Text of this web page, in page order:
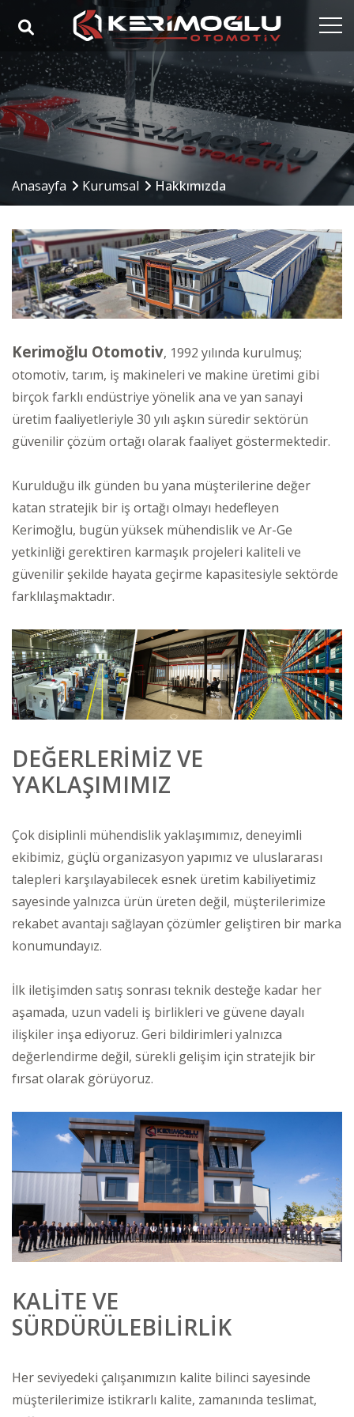
Anasayfa
Kurumsal
Yetkinlikler
Sektörler
Referanslar
Medya
İletişim
Anasayfa Kurumsal Hakkımızda
Kerimoğlu Otomotiv, 1992 yılında kurulmuş;
otomotiv, tarım, iş makineleri ve makine üretimi gibi
birçok farklı endüstriye yönelik ana ve yan sanayi
üretim faaliyetleriyle 30 yılı aşkın süredir sektörün
güvenilir çözüm ortağı olarak faaliyet göstermektedir.
Kurulduğu ilk günden bu yana müşterilerine değer
katan stratejik bir iş ortağı olmayı hedefleyen
Kerimoğlu, bugün yüksek mühendislik ve Ar-Ge
yetkinliği gerektiren karmaşık projeleri kaliteli ve
güvenilir şekilde hayata geçirme kapasitesiyle sektörde
farklılaşmaktadır.
DEĞERLERİMİZ VE
YAKLAŞIMIMIZ
Çok disiplinli mühendislik yaklaşımımız, deneyimli
ekibimiz, güçlü organizasyon yapımız ve uluslararası
talepleri karşılayabilecek esnek üretim kabiliyetimiz
sayesinde yalnızca ürün üreten değil, müşterilerimize
rekabet avantajı sağlayan çözümler geliştiren bir marka
konumundayız.
İlk iletişimden satış sonrası teknik desteğe kadar her
aşamada, uzun vadeli iş birlikleri ve güvene dayalı
ilişkiler inşa ediyoruz. Geri bildirimleri yalnızca
değerlendirme değil, sürekli gelişim için stratejik bir
fırsat olarak görüyoruz.
KALİTE VE
SÜRDÜRÜLEBİLİRLİK
Her seviyedeki çalışanımızın kalite bilinci sayesinde
müşterilerimize istikrarlı kalite, zamanında teslimat,